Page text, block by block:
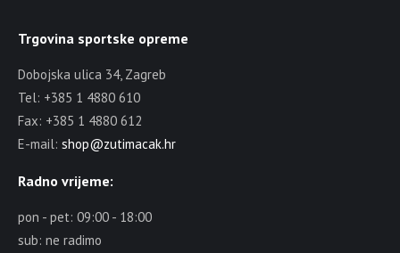
Trgovina sportske opreme
Dobojska ulica 34, Zagreb
Tel: +385 1 4880 610
Fax: +385 1 4880 612
E-mail: shop@zutimacak.hr
Radno vrijeme:
pon - pet: 09:00 - 18:00
sub: ne radimo